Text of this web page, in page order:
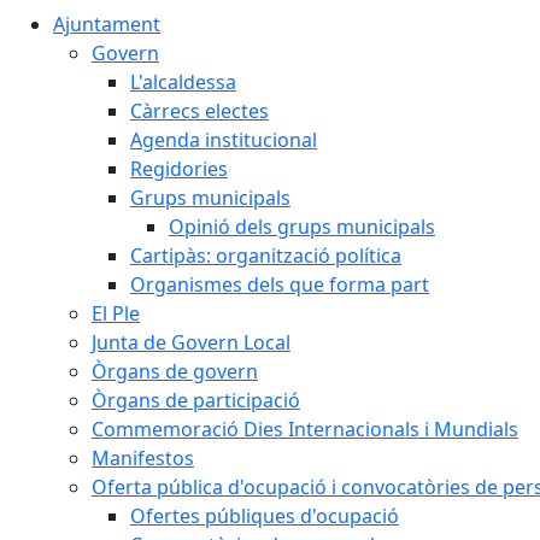
Ajuntament
Govern
L'alcaldessa
Càrrecs electes
Agenda institucional
Regidories
Grups municipals
Opinió dels grups municipals
Cartipàs: organització política
Organismes dels que forma part
El Ple
Junta de Govern Local
Òrgans de govern
Òrgans de participació
Commemoració Dies Internacionals i Mundials
Manifestos
Oferta pública d'ocupació i convocatòries de
Ofertes públiques d'ocupació